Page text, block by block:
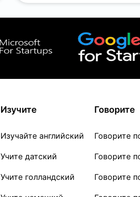
Изучите
Изучайте английский
Учите датский
Учите голландский
Говорите
Говорите
Говорите
Говорите